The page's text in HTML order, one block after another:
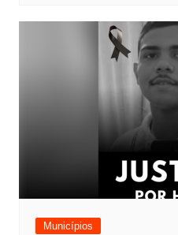
Municípios